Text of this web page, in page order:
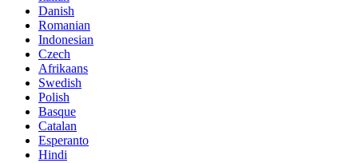
Danish
Romanian
Indonesian
Czech
Afrikaans
Swedish
Polish
Basque
Catalan
Esperanto
Hindi